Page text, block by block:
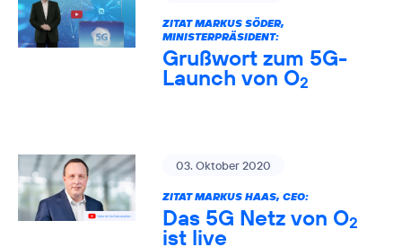
ZITAT MARKUS SÖDER,
MINISTERPRÄSIDENT:
Grußwort zum 5G-
Launch von O2
03. Oktober 2020
ZITAT MARKUS HAAS, CEO:
Das 5G Netz von O2
ist live